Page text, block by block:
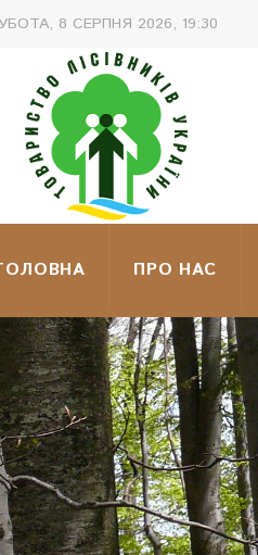
8 СЕРПНЯ 2026, 19:30
ПРО НАС